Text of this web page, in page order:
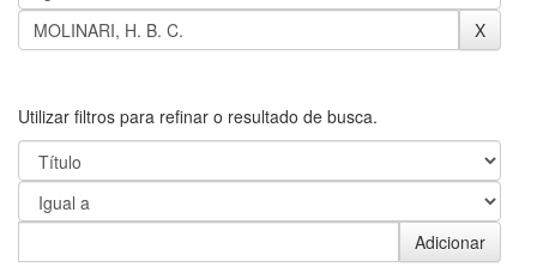
Utilizar filtros para refinar o resultado de busca.